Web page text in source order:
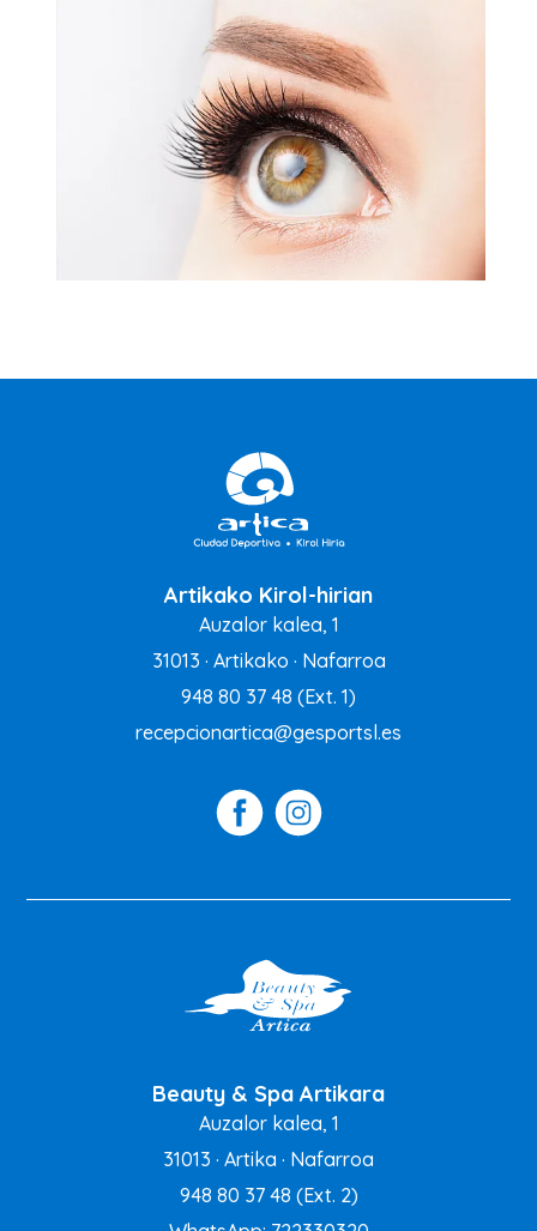
Artikako Kirol-hirian
Auzalor kalea, 1
31013 · Artikako · Nafarroa
948 80 37 48 (Ext. 1)
recepcionartica@gesportsl.es
Beauty & Spa Artikara
Auzalor kalea, 1
31013 · Artika · Nafarroa
948 80 37 48 (Ext. 2)